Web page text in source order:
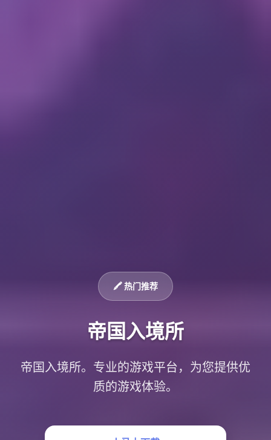
🖍️ 热门推荐
帝国入境所
帝国入境所。专业的游戏平台，为您提供优
质的游戏体验。